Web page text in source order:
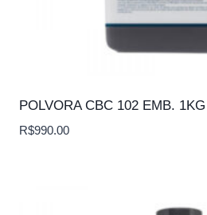
POLVORA CBC 102 EMB. 1KG
R$990.00